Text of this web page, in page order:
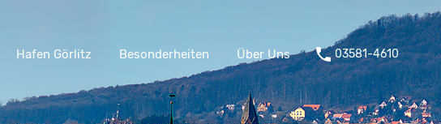
03581-4610
Hafen Görlitz Besonderheiten Über Uns 03581-4610